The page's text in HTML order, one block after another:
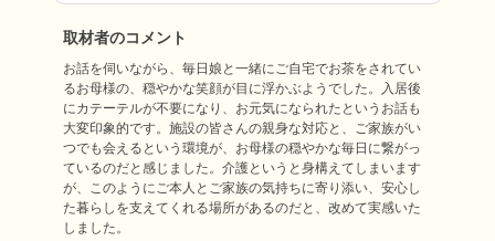
取材者のコメント
お話を伺いながら、毎日娘と一緒にご自宅でお茶をされてい
るお母様の、穏やかな笑顔が目に浮かぶようでした。入居後
にカテーテルが不要になり、お元気になられたというお話も
大変印象的です。施設の皆さんの親身な対応と、ご家族がい
つでも会えるという環境が、お母様の穏やかな毎日に繋がっ
ているのだと感じました。介護というと身構えてしまいます
が、このようにご本人とご家族の気持ちに寄り添い、安心し
た暮らしを支えてくれる場所があるのだと、改めて実感いた
しました。